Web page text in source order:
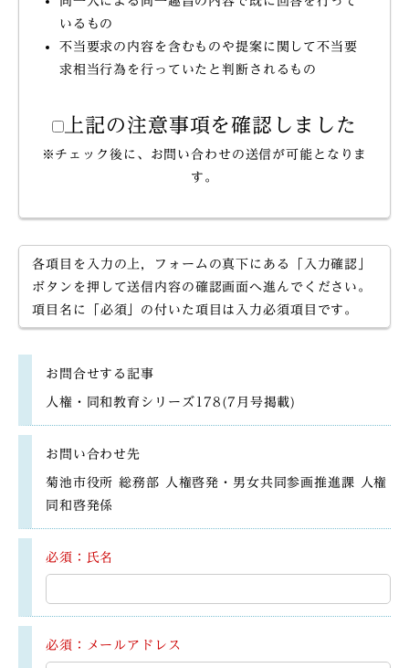
いるもの
不当要求の内容を含むものや提案に関して不当要
求相当行為を行っていたと判断されるもの
上記の注意事項を確認しました
※チェック後に、お問い合わせの送信が可能となりま
す。
各項目を入力の上，フォームの真下にある「入力確認」
ボタンを押して送信内容の確認画面へ進んでください。
項目名に「必須」の付いた項目は入力必須項目です。
お問合せする記事
人権・同和教育シリーズ178(7月号掲載)
お問い合わせ先
菊池市役所 総務部 人権啓発・男女共同参画推進課 人権
同和啓発係
必須：氏名
必須：メールアドレス